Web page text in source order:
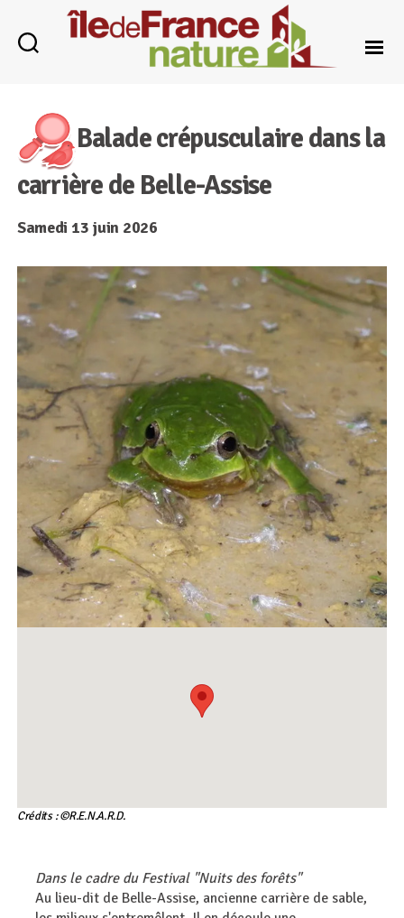
France
Nature
Balade crépusculaire dans la
carrière de Belle-Assise
Samedi 13 juin 2026
Crédits : ©R.E.N.A.R.D.
Dans le cadre du Festival "Nuits des forêts"
Au lieu-dit de Belle-Assise, ancienne carrière de sable,